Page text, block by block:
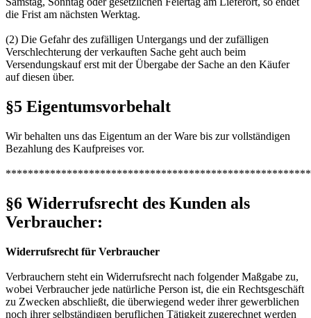
die Frist am nächsten Werktag.
(2) Die Gefahr des zufälligen Untergangs und der zufälligen
Verschlechterung der verkauften Sache geht auch beim
Versendungskauf erst mit der Übergabe der Sache an den Käufer
auf diesen über.
§5 Eigentumsvorbehalt
Wir behalten uns das Eigentum an der Ware bis zur vollständigen
Bezahlung des Kaufpreises vor.
§6 Widerrufsrecht des Kunden als
Verbraucher:
Widerrufsrecht für Verbraucher
Verbrauchern steht ein Widerrufsrecht nach folgender Maßgabe zu,
wobei Verbraucher jede natürliche Person ist, die ein Rechtsgeschäft
zu Zwecken abschließt, die überwiegend weder ihrer gewerblichen
noch ihrer selbständigen beruflichen Tätigkeit zugerechnet werden